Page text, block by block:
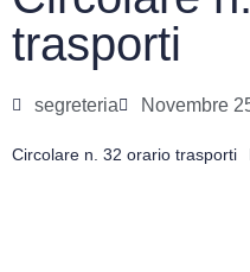
trasporti
segreteria Novembre
Circolare n. 32 orario trasporti